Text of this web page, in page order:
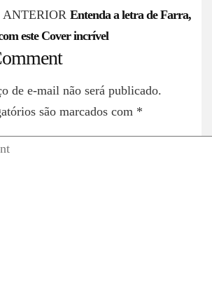
Entenda a letra de Farra,
este Cover incrível
de e-mail não será publicado.
são marcados com *